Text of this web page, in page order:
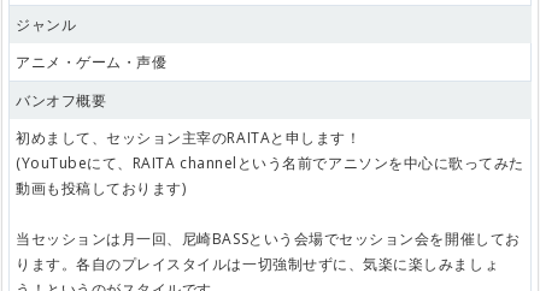
ジャンル
アニメ・ゲーム・声優
バンオフ概要
初めまして、セッション主宰のRAITAと申します！
(YouTubeにて、RAITA channelという名前でアニソンを中心に歌ってみた
動画も投稿しております)
当セッションは月一回、尼崎BASSという会場でセッション会を開催してお
ります。各自のプレイスタイルは一切強制せずに、気楽に楽しみましょ